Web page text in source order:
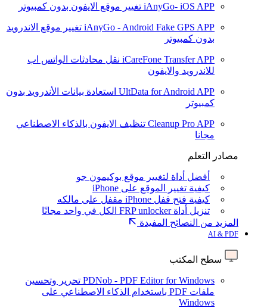
iAnyGo- iOS APP تغيير موقع الايفون بدون كمبيوتر
iAnyGo - Android Fake GPS APP تغيير موقع الاندرويد
بدون كمبيوتر
iCareFone Transfer APP نقل محادثات الواتس اب
للاندرويد والايفون
UltData for Android APP استعادة بيانات الأندرويد بدون
كمبيوتر
Cleanup Pro APP تنظيف الايفون بالذكاء الاصطناعي
مجانا
مصادر التعلم
أفضل أداة لتغيير موقع بوكيمون جو
كيفية تغيير الموقع على iPhone
كيفية فتح قفل iPhone مقفل على مالكه
تنزيل أداة FRP unlocker الكل في واحد مجانًا
المزيد من النصائح المفيدة
AI & PDF
سطح المكتب
PDNob - PDF Editor for Windows تحرير وتحسين
ملفات PDF باستخدام الذكاء الاصطناعي على
Windows